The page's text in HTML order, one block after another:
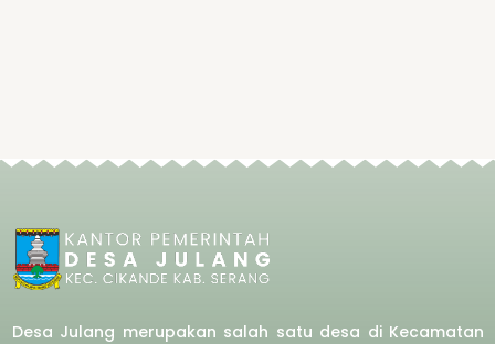
Desa Julang merupakan salah satu desa di Kecamatan